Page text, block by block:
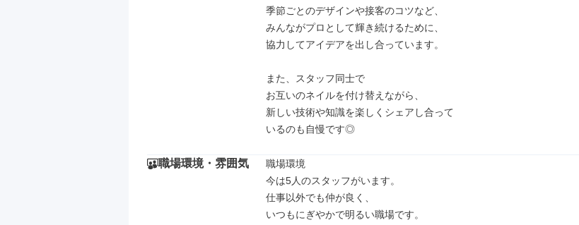
季節ごとのデザインや接客のコツなど、
みんながプロとして輝き続けるために、
協力してアイデアを出し合っています。
また、スタッフ同士で
お互いのネイルを付け替えながら、
新しい技術や知識を楽しくシェアし合って
いるのも自慢です◎
職場環境・雰囲気
職場環境
今は5人のスタッフがいます。
仕事以外でも仲が良く、
いつもにぎやかで明るい職場です。